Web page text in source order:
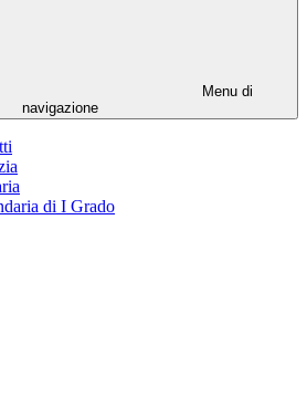
Menu di
navigazione
di I Grado